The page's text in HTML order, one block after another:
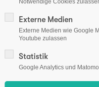
Notwendige Cookies
Externe Medien
Externe Medien wie Google
Youtube zulassen
Statistik
Google Analytics und